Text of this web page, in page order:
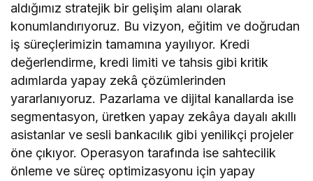
aldığımız stratejik bir gelişim alanı olarak
konumlandırıyoruz. Bu vizyon, eğitim ve doğrudan
iş süreçlerimizin tamamına yayılıyor. Kredi
değerlendirme, kredi limiti ve tahsis gibi kritik
adımlarda yapay zekâ çözümlerinden
yararlanıyoruz. Pazarlama ve dijital kanallarda ise
segmentasyon, üretken yapay zekâya dayalı akıllı
asistanlar ve sesli bankacılık gibi yenilikçi projeler
öne çıkıyor. Operasyon tarafında ise sahtecilik
önleme ve süreç optimizasyonu için yapay